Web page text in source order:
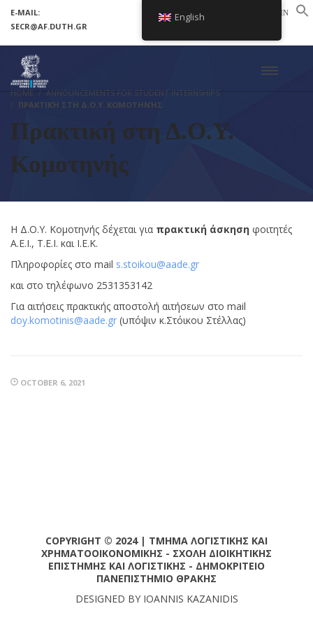
E-MAIL:
SECR@AF.DUTH.GR
LOGIN
HOME
ANNOUNCEMENTS FOR STUDENT INTERNSHIPS
ΠΡΑΚΤΙΚΉ ΣΤΗ Δ.Ο.Υ. ΚΟΜΟΤΗΝΉΣ
Πρακτική στη Δ.Ο.Υ.
Κομοτηνής
Η Δ.Ο.Υ. Κομοτηνής δέχεται για πρακτική άσκηση φοιτητές
Α.Ε.Ι., Τ.Ε.Ι. και Ι.Ε.Κ.
Πληροφορίες στο mail s.stoikou@aade.gr
και στο τηλέφωνο 2531353142
Για αιτήσεις πρακτικής αποστολή αιτήσεων στο mail
doy.komotinis@aade.gr (υπόψιν κ.Στόικου Στέλλας)
OCTOBER 6, 2021
COPYRIGHT © 2024 | ΤΜΗΜΑ ΛΟΓΙΣΤΙΚΗΣ ΚΑΙ
ΧΡΗΜΑΤΟΟΙΚΟΝΟΜΙΚΗΣ - ΣΧΟΛΗ ΔΙΟΙΚΗΤΙΚΗΣ
ΕΠΙΣΤΗΜΗΣ ΚΑΙ ΛΟΓΙΣΤΙΚΗΣ - ΔΗΜΟΚΡΙΤΕΙΟ
ΠΑΝΕΠΙΣΤΗΜΙΟ ΘΡΑΚΗΣ
DESIGNED BY IOANNIS KAZANIDIS
English